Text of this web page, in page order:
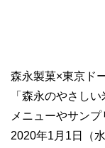
森永製菓×東京ド
「森永のやさし
メニューやサン
2020年1月1日（